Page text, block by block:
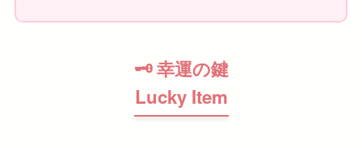
🗝 幸運の鍵
Lucky Item